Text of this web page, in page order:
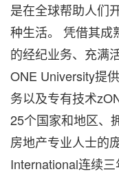
是在全球帮助人们
种生活。 凭借其成
的经纪业务、充满
ONE University提
务以及专有技术
25个国家和地区、
房地产专业人士的
International连续